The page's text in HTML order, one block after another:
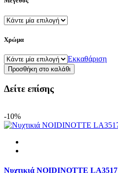
€24,21.
Χρώμα
Εκκαθάριση
Νυχτικιά
DANIEL
HECHTER
HFVEGANU
Προσθήκη στο καλάθι
Δείτε επίσης
-10%
Νυχτικιά NOIDINOTTE LA3517